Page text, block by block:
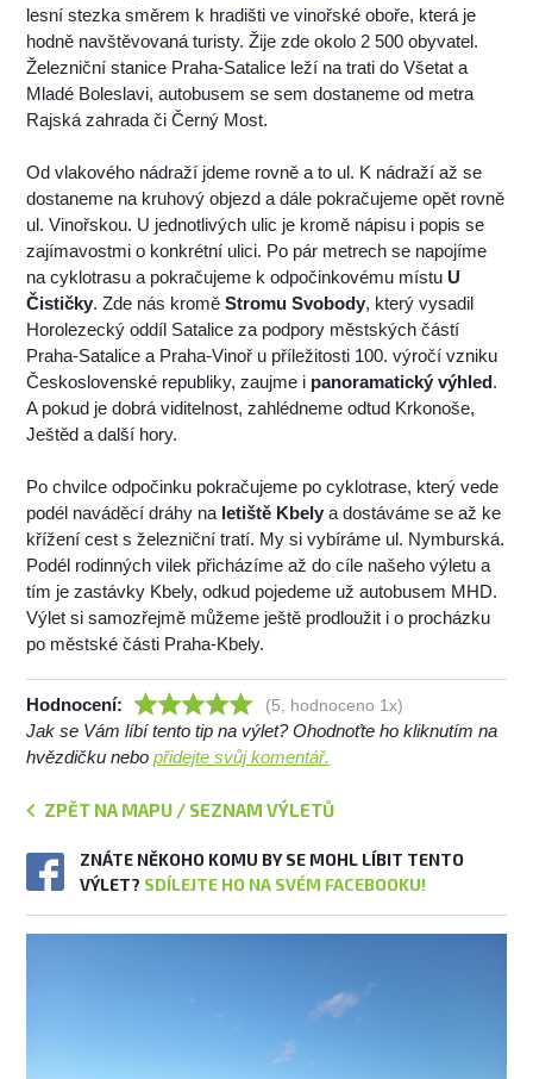
lesní stezka směrem k hradišti ve vinořské oboře, která je
hodně navštěvovaná turisty. Žije zde okolo 2 500 obyvatel.
Železniční stanice Praha-Satalice leží na trati do Všetat a
Mladé Boleslavi, autobusem se sem dostaneme od metra
Rajská zahrada či Černý Most.
Od vlakového nádraží jdeme rovně a to ul. K nádraží až se
dostaneme na kruhový objezd a dále pokračujeme opět rovně
ul. Vinořskou. U jednotlivých ulic je kromě nápisu i popis se
zajímavostmi o konkrétní ulici. Po pár metrech se napojíme
na cyklotrasu a pokračujeme k odpočinkovému místu U
Čističky. Zde nás kroměStromu Svobody, který vysadil
Horolezecký oddíl Satalice za podpory městských částí
Praha-Satalice a Praha-Vinoř u příležitosti 100. výročí vzniku
Československé republiky, zaujme i panoramatický výhled.
A pokud je dobrá viditelnost, zahlédneme odtud Krkonoše,
Ještěd a další hory.
Po chvilce odpočinku pokračujeme po cyklotrase, který vede
podél naváděcí dráhy na letiště Kbely a dostáváme se až ke
křížení cest s železniční tratí. My si vybíráme ul. Nymburská.
Podél rodinných vilek přicházíme až do cíle našeho výletu a
tím je zastávky Kbely, odkud pojedeme už autobusem MHD.
Výlet si samozřejmě můžeme ještě prodloužit i o procházku
po městské části Praha-Kbely.
Hodnocení: (5, hodnoceno 1x)
Jak se Vám líbí tento tip na výlet? Ohodnoťte ho kliknutím na
hvězdičku nebopřidejte svůj komentář.
ZPĚT NA MAPU / SEZNAM VÝLETŮ
ZNÁTE NĚKOHO KOMU BY SE MOHL LÍBIT TENTO
VÝLET? SDÍLEJTE HO NA SVÉM FACEBOOKU!